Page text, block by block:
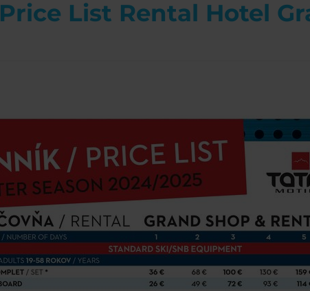
Price List Rental Hotel